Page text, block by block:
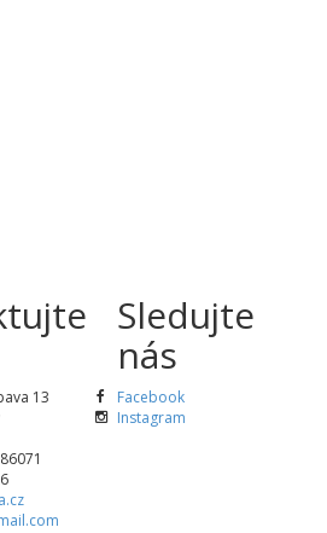
13
Sledujte
nás
Facebook
Instagram